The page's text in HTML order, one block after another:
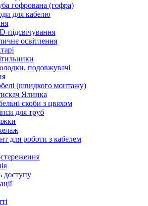
гофрована (гофра)
для кабелю
підсвічування
освітлення
подовжувачі
(швидкого монтажу)
Ялинка
скоби з цвяхом
для труб
для роботи з кабелем
доступу